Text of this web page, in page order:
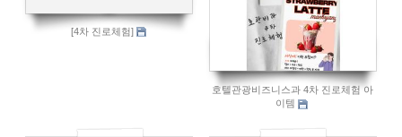
[4차 진로체험]
호텔관광비즈니스과 4차 진로체험 아
이템